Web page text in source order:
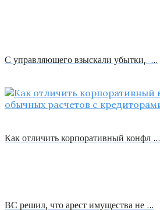
С управляющего взыскали убытки, …
Как отличить корпоративный конфл …
ВС решил, что арест имущества не …